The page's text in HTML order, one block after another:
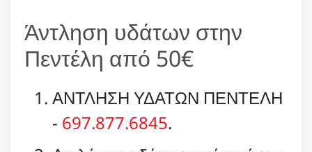
Άντληση υδάτων στην
Πεντέλη από 50€
ΑΝΤΛΗΣΗ ΥΔΑΤΩΝ ΠΕΝΤΕΛΗ
- 697.877.6845.